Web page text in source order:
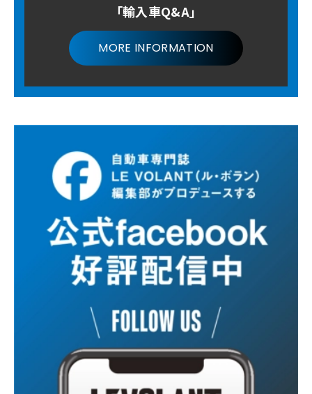
「輸入車Q&A」
MORE INFORMATION